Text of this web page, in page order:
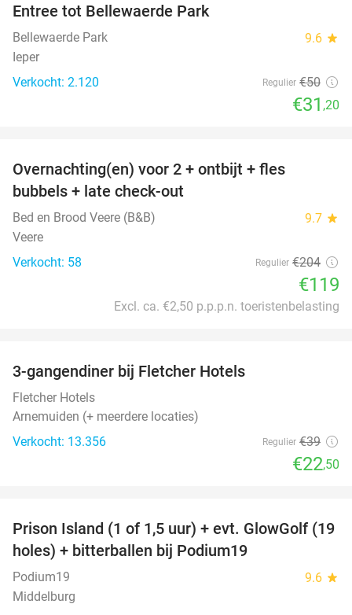
Entree tot Bellewaerde Park
Bellewaerde Park 9.6 star
Ieper
Verkocht: 2.120
Regulier €50
€31 ,20
Overnachting(en) voor 2 + ontbijt + fles
bubbels + late check-out
Bed en Brood Veere (B&B) 9.7 star
Veere
Verkocht: 58
Regulier €204
€119
Excl. ca. €2,50 p.p.p.n. toeristenbelasting
3-gangendiner bij Fletcher Hotels
Fletcher Hotels
Arnemuiden (+ meerdere locaties)
Verkocht: 13.356
Regulier €39
€22,50
36%
Prison Island (1 of 1,5 uur) + evt. GlowGolf (19
holes) + bitterballen bij Podium19
Podium19 9.6 star
Middelburg